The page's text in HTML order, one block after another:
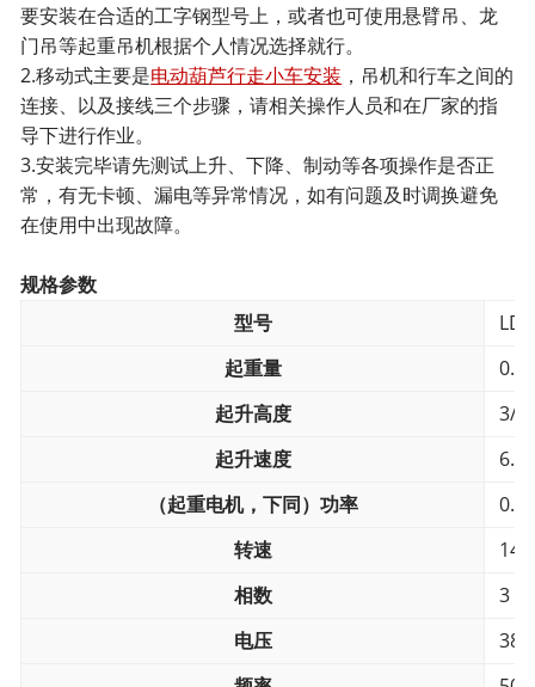
要安装在合适的工字钢型号上，或者也可使用悬臂吊、龙
门吊等起重吊机根据个人情况选择就行。
2.移动式主要是电动葫芦行走小车安装 ，吊机和行车之间的
连接、以及接线三个步骤，请相关操作人员和在厂家的指
导下进行作业。
3.安装完毕请先测试上升、下降、制动等各项操作是否正
常，有无卡顿、漏电等异常情况，如有问题及时调换避免
在使用中出现故障。
规格参数
型号
LDR
起重量
起升高度
3/
起升速度
（起重电机，下同）功率
转速
相数
3
电压